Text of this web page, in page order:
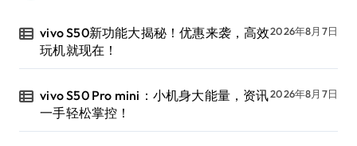
vivo S50新功能大揭秘！优惠来袭，高效
玩机就现在！
2026年8月7日
vivo S50 Pro mini：小机身大能量，资讯
一手轻松掌控！
2026年8月7日